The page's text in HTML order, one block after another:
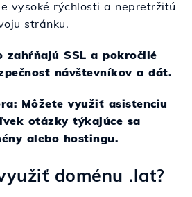
vysoké rýchlosti a nepretržitú
stránku.
zahŕňajú SSL a pokročilé
návštevníkov a dát.
: Môžete využiť asistenciu
otázky týkajúce sa
alebo hostingu.
doménu .lat?